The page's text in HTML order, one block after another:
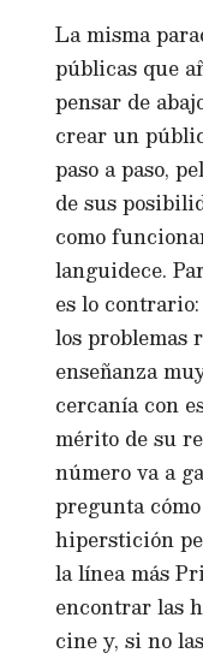
La misma
públicas que
pensar de
crear un
paso a paso,
de sus
como
languidece.
es lo
los problemas
enseñanza
cercanía con
mérito de su
número va a
pregunta
hiperstición
la línea más
encontrar las
cine y, si no